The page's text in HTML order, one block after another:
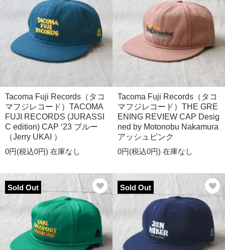
Tacoma Fuji Records（タコ
マフジレコード）TACOMA
FUJI RECORDS (JURASSI
C edition) CAP ‘23 ブルー
（Jerry UKAI ）
0円(税込0円) 在庫なし
Tacoma Fuji Records（タコ
マフジレコード）THE GRE
ENING REVIEW CAP Desig
ned by Motonobu Nakamura
アッシュピンク
0円(税込0円) 在庫なし
Sold Out Sold Out